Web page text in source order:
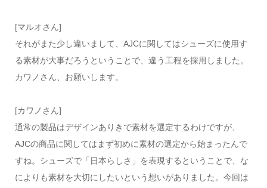
[マルオさん]
それがまた少し違いまして、AJCに関してはシューズに使用す
る素材が大事だろうということで、違う工程を採用しました。
カワノさん、お願いします。
[カワノさん]
通常の製品はデザインありきで素材を選定するわけですが、
AJCの商品に関してはまず初めに素材の選定から始まったんで
すね。シューズで「日本らしさ」を表現するということで、な
によりも素材を大切にしたいという想いがありました。今回は